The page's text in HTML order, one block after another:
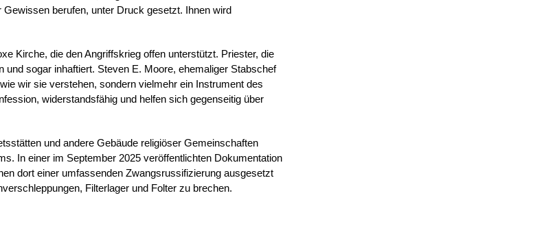
berufen, unter Druck gesetzt. Ihnen wird
Kirche, die den Angriffskrieg offen unterstützt. Priester, die
sogar inhaftiert. Steven E. Moore, ehemaliger Stabschef
wir sie verstehen, sondern vielmehr ein Instrument des
widerstandsfähig und helfen sich gegenseitig über
und andere Gebäude religiöser Gemeinschaften
In einer im September 2025 veröffentlichten Dokumentation
dort einer umfassenden Zwangsrussifizierung ausgesetzt
Filterlager und Folter zu brechen.